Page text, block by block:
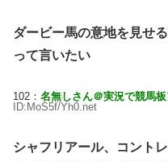
ダービー馬の意地を見せる
って言いたい
102： 名無しさん＠実況で競馬板
ID:MoS5f/Yh0.net
シャフリアール、コント